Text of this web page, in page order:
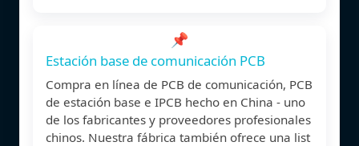
📌
Estación base de comunicación PCB
Compra en línea de PCB de comunicación, PCB
de estación base e IPCB hecho en China - uno
de los fabricantes y proveedores profesionales
chinos. Nuestra fábrica también ofrece una list